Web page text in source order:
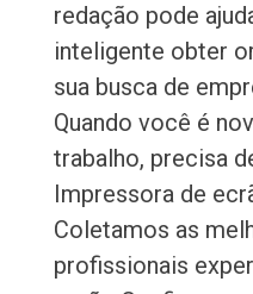
redação pode
inteligente obter
sua busca de
Quando você é
trabalho, precisa
Impressora de
Coletamos as
profissionais